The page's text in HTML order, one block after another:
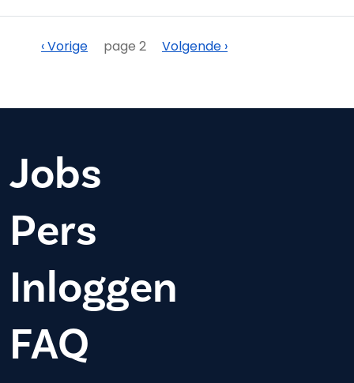
Paginering
Vorige
‹ Vorige page 2 Volgende
Volgende ›
Jobs
Pers
Inloggen
FAQ